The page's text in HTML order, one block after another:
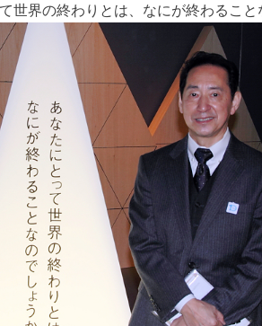
世界の終わりとは、なにが終わること